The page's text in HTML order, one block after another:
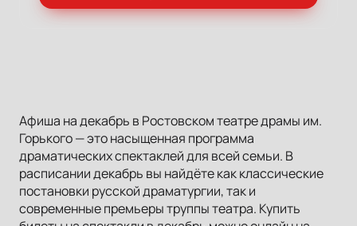
Афиша на декабрь в Ростовском театре драмы им.
Горького — это насыщенная программа
драматических спектаклей для всей семьи. В
расписании декабрь вы найдёте как классические
постановки русской драматургии, так и
современные премьеры труппы театра. Купить